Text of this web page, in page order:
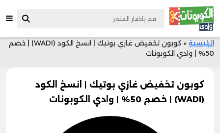
الرئيسية »
كوبون تخفيض غازي بوتيك | انسخ الكود (WADI) | خصم
50% | وادي الكوبونات
كوبون تخفيض غازي بوتيك | انسخ الكود
(WADI) | خصم 50% | وادي الكوبونات